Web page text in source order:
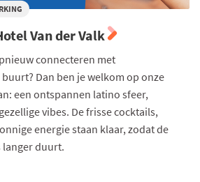
Van der Valk
connecteren met
Dan ben je welkom op onze
een ontspannen latino sfeer,
vibes. De frisse cocktails,
energie staan klaar, zodat de
langer duurt.